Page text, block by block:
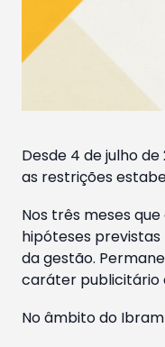
Desde 4 de julho
as restrições
Nos três meses
hipóteses
da gestão.
caráter publicitário
No âmbito do